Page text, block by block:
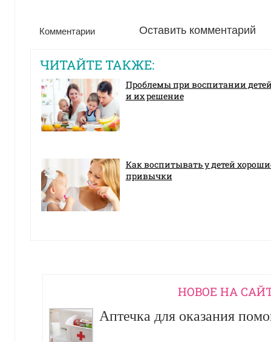
Комментарии Оставить комментарий
ЧИТАЙТЕ ТАКЖЕ:
Проблемы при воспитании
и их решение
Как воспитывать у детей
привычки
НОВОЕ НА
Аптечка для оказания